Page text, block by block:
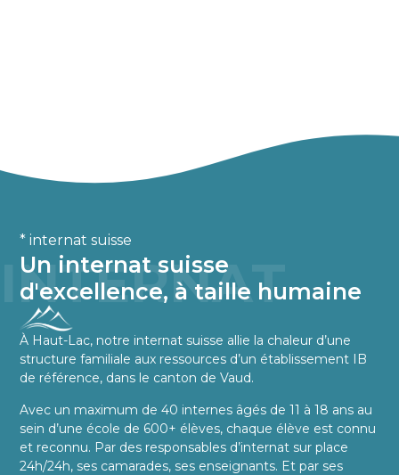
* internat suisse
Un internat suisse
d'excellence, à taille humaine
À Haut-Lac, notre internat suisse allie la chaleur d’une
structure familiale aux ressources d’un établissement IB
de référence, dans le canton de Vaud.
Avec un maximum de 40 internes âgés de 11 à 18 ans au
sein d’une école de 600+ élèves, chaque élève est connu
et reconnu. Par des responsables d’internat sur place
24h/24h, ses camarades, ses enseignants. Et par ses
INTERNAT